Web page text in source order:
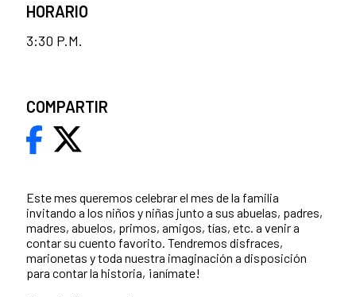
Este mes queremos celebrar el mes de la familia
invitando a los niños y niñas junto a sus abuelas, padres,
madres, abuelos, primos, amigos, tías, etc. a venir a
contar su cuento favorito. Tendremos disfraces,
marionetas y toda nuestra imaginación a disposición
para contar la historia, ¡anímate!
HORARIO
3:30 P.M.
COMPARTIR